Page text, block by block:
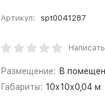
Артикул: spt0041287
Размещение: В
Габариты: 10х10х0,04 м